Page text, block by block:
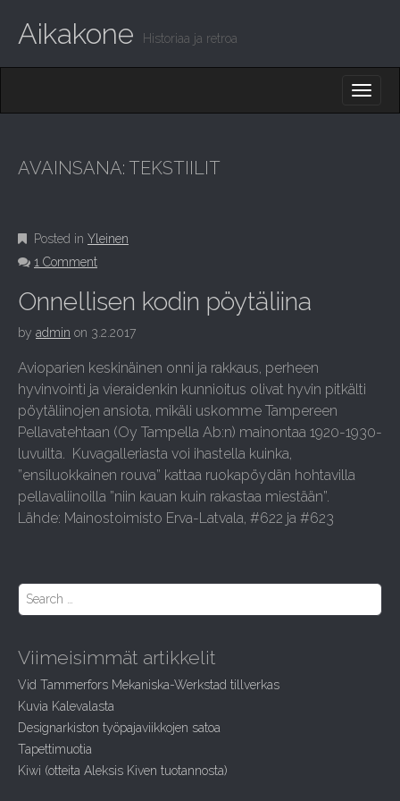
Aikakone Historiaa ja retroa
N
M
N
U
O
C
E
N
AVAINSANA: TEKSTIILIT
Posted in Yleinen
1 Comment
Onnellisen kodin pöytäliina
by admin on 3.2.2017
Avioparien keskinäinen onni ja rakkaus, perheen
hyvinvointi ja vieraidenkin kunnioitus olivat hyvin pitkälti
pöytäliinojen ansiota, mikäli uskomme Tampereen
Pellavatehtaan (Oy Tampella Ab:n) mainontaa 1920-1930-
luvuilta. Kuvagalleriasta voi ihastella kuinka,
”ensiluokkainen rouva” kattaa ruokapöydän hohtavilla
pellavaliinoilla ”niin kauan kuin rakastaa miestään”.
Lähde: Mainostoimisto Erva-Latvala, #622 ja #623
S
c
f
o
r
:
Viimeisimmät artikkelit
Vid Tammerfors Mekaniska-Werkstad tillverkas
Kuvia Kalevalasta
Designarkiston työpajaviikkojen satoa
Tapettimuotia
Kiwi (otteita Aleksis Kiven tuotannosta)